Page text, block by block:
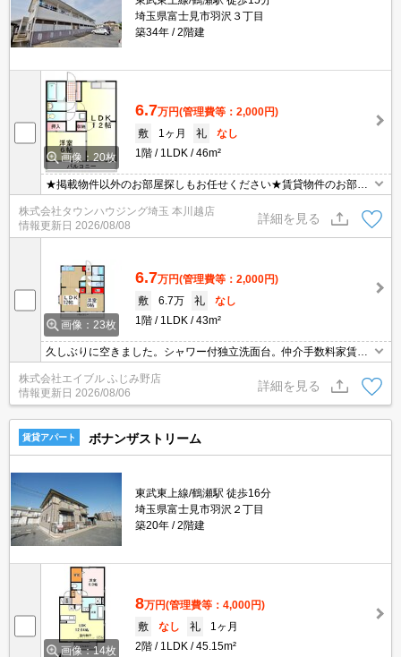
埼玉県富士見市羽沢３丁目
築34年
2階建
画像：20枚
6.7万円(管理費等：2,000円)
敷
1ヶ月 礼
なし
1階
1LDK 46m²
★掲載物件以外のお部屋探しもお任せください★賃貸物件のお部屋
探しはタウンハウジングへ★
株式会社タウンハウジング埼玉 本川越店
情報更新日 2026/08/08
詳細を見る
画像：23枚
6.7万円(管理費等：2,000円)
敷
6.7万 礼
なし
1階
1LDK 43m²
久しぶりに空きました。シャワー付独立洗面台。仲介手数料家賃の
55%。当店のお薦め物件。駐車場は敷地内。最新の空室状況はお気
軽にお問い合わせ下さい。
株式会社エイブル ふじみ野店
情報更新日 2026/08/06
詳細を見る
賃貸アパート ボナンザストリーム
東武東上線/鶴瀬駅 徒歩16分
埼玉県富士見市羽沢２丁目
築20年
2階建
画像：14枚
8万円(管理費等：4,000円)
敷
なし 礼
1ヶ月
2階
1LDK 45.15m²